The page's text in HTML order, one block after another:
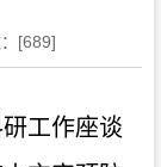
[689]
工作座谈